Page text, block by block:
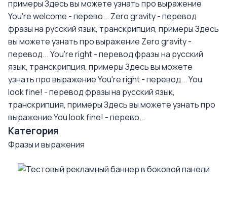
примерыЗдесь вы можете узнать про выражение
You're welcome - перево... Zero gravity - перевод
фразы на русский язык, транскрипция, примерыЗдесь
вы можете узнать про выражение Zero gravity -
перевод...You're right - перевод фразы на русский
язык, транскрипция, примерыЗдесь вы можете
узнать про выражение You're right - перевод...You
look fine! - перевод фразы на русский язык,
транскрипция, примерыЗдесь вы можете узнать про
выражение You look fine! - перево...
Категория
Фразы и выражения